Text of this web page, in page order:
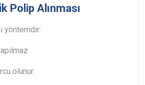
Polip Alınması
yöntemdir:
olunur